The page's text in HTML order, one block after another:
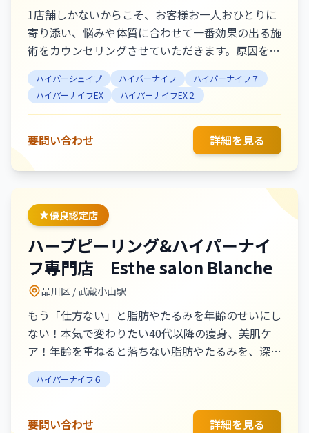
1店舗しかないからこそ、お客様お一人おひとりに
寄り添い、悩みや体質に合わせて一番効果の出る施
術をカウンセリングさせていただきます。原因を知
り、根本からの改善をお手伝いさせてください☆非
日常を味わいながら、お客様の大切なお時間をお過
ごしください◎お休みの日、お仕事帰り等、お気軽
・痩身：ハイパーナイフ×強圧リンパマッサージ
・小顔フェイシャル：ハイパーナイフ×フェイシャ
ルリンパマッサージ 新橋駅銀座口徒歩2分・銀座駅
ハイパーシェイプ ハイパーナイフ
ハイパーナイフ７
ハイパーナイフEX
ハイパーナイフEX２
要問い合わせ 詳細を見る
優良認定店
ハーブピーリング&ハイパーナイ
フ専門店 Esthe salon Blanche
品川区 / 武蔵小山駅
もう「仕方ない」と脂肪やたるみを年齢のせいにし
ない！本気で変わりたい40代以降の痩身、美肌ケ
ア！年齢を重ねると落ちない脂肪やたるみを、深部
から温めてほぐすことで代謝をアップ！スリムな体
型へ！おばさん体型から卒業！見た目年齢を変え
る、老け肌サインにアプローチ！
ハイパーナイフ６
要問い合わせ 詳細を見る